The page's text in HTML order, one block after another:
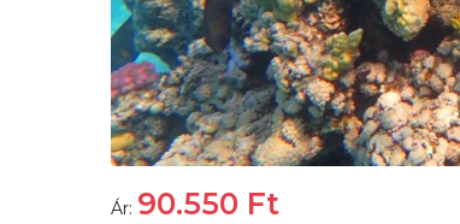
Ár: 90.550 Ft